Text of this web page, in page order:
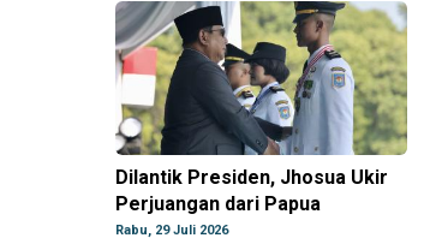
Dilantik Presiden, Jhosua Ukir
Perjuangan dari Papua
Rabu, 29 Juli 2026